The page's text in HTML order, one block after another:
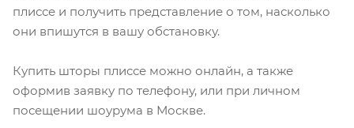
плиссе и получить представление о том, насколько
они впишутся в вашу обстановку.
Купить шторы плиссе можно онлайн, а также
оформив заявку по телефону, или при личном
посещении шоурума в Москве.